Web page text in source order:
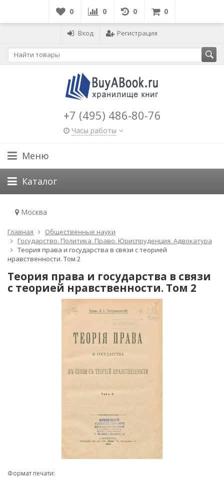
0 0 0 0
Вход Регистрация
+7 (495) 486-80-76
Часы работы
Меню
Каталог
Москва
Главная
Общественные науки
Государство. Политика. Право. Юриспруденция. Адвокатура
Теория права и государства в связи с теорией
нравственности. Том 2
Теория права и государства в связи
с теорией нравственности. Том 2
Формат печати: